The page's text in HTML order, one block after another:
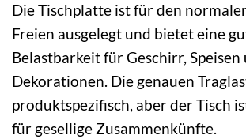
Die Tischplatte ist für den
Freien ausgelegt und bietet eine
Belastbarkeit für Geschirr, Speisen
Dekorationen. Die genauen
produktspezifisch, aber der Tisch
für gesellige Zusammenkünfte.